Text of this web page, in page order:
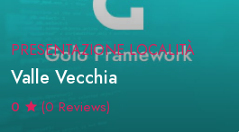
PRESENTAZIONE LOCALITÀ
Valle Vecchia
0 (0 Reviews)